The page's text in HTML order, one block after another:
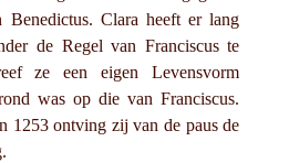
Clara heeft er lang
de Regel van Franciscus te
ze een eigen Levensvorm
was op die van Franciscus.
1253 ontving zij van de paus de